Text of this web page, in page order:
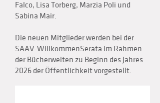
Falco, Lisa Torberg, Marzia Poli und
Sabina Mair.
Die neuen Mitglieder werden bei der
SAAV-WillkommenSerata im Rahmen
der Bücherwelten zu Beginn des Jahres
2026 der Öffentlichkeit vorgestellt.